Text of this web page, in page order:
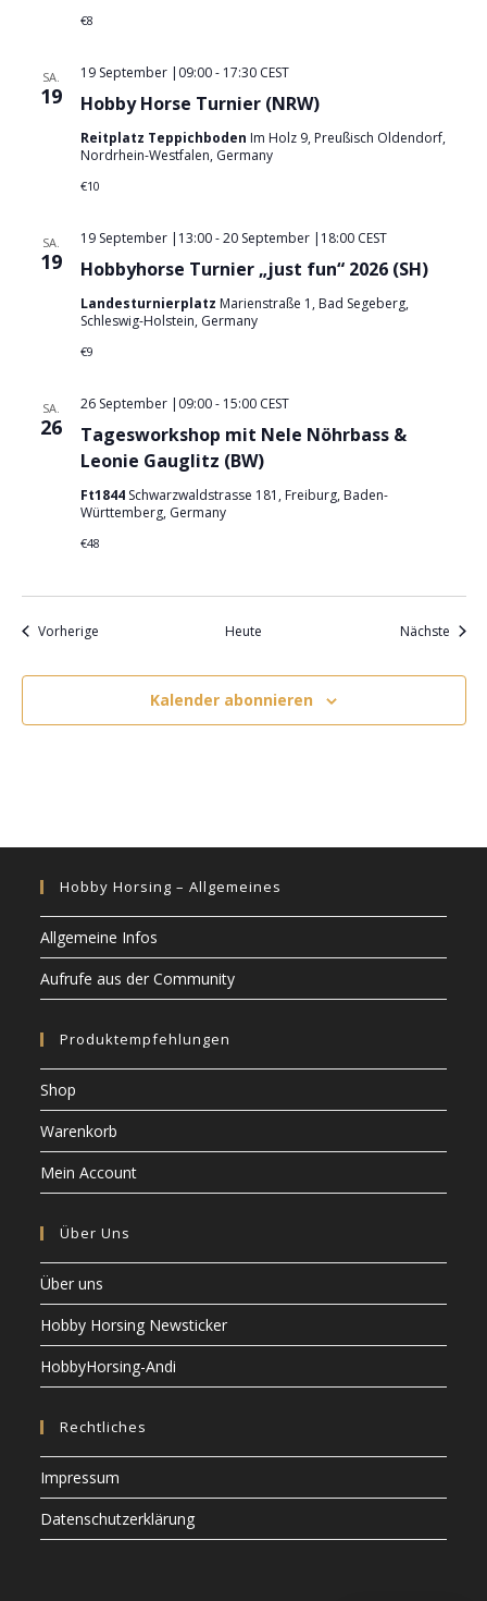
€8
SA.
19 Hobby Horse Turnier (NRW)
19 September |09:00- 17:30 CEST
Reitplatz Teppichboden Im Holz 9, Preußisch Oldendorf,
Nordrhein-Westfalen, Germany
€10
SA.
19 Hobbyhorse Turnier „just fun“ 2026 (SH)
19 September |13:00-20 September |18:00 CEST
Landesturnierplatz Marienstraße 1, Bad Segeberg,
Schleswig-Holstein, Germany
€9
SA.
26
Tagesworkshop mit Nele Nöhrbass &
Leonie Gauglitz (BW)
26 September |09:00- 15:00 CEST
Ft1844 Schwarzwaldstrasse 181, Freiburg, Baden-
Württemberg, Germany
€48
VorherigeVeranstaltungen Heute Nächste
Kalender abonnieren
Hobby Horsing – Allgemeines
Allgemeine Infos
Aufrufe aus der Community
Produktempfehlungen
Shop
Warenkorb
Mein Account
Über Uns
Über uns
Hobby Horsing Newsticker
HobbyHorsing-Andi
Rechtliches
Impressum
Datenschutzerklärung